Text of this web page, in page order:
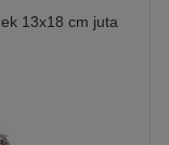
13x18 cm juta